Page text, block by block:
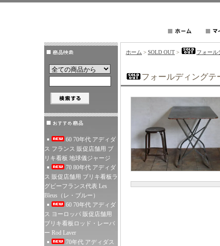
60 70年代 アディダ
ス フランス 販促店舗用 ブ
リキ看板 地球儀ジャージ
70 80年代 アディダ
ス 販促店舗用 ブリキ看板ラ
グビーフランス代表 Les
Bleus（レ・ブルー）
60 70年代 アディダ
ス ヨーロッパ 販促店舗用
ブリキ看板ロッド・レーバ
ー Rod Laver
70年代 アディダス
ホーム > SOLD OUT > フォール
フォールディング